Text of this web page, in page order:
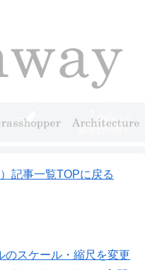
記事一覧TOPに戻る
のスケール・縮尺を変更